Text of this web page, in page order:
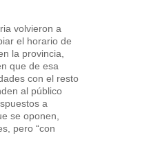
volvieron a
el horario de
la provincia,
que de esa
con el resto
al público
a
se oponen,
pero “con